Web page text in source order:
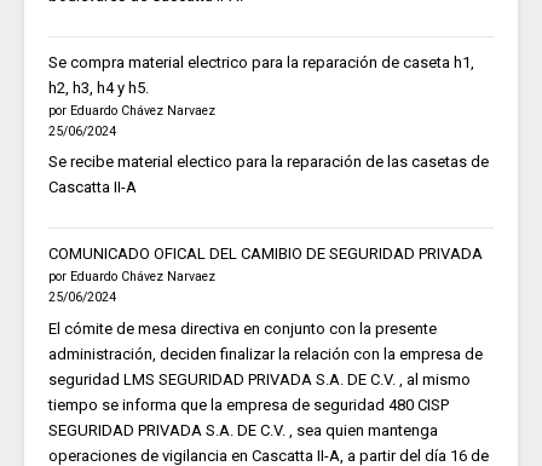
Se compra material electrico para la reparación de caseta h1,
h2, h3, h4 y h5.
por Eduardo Chávez Narvaez
25/06/2024
Se recibe material electico para la reparación de las casetas de
Cascatta II-A
COMUNICADO OFICAL DEL CAMIBIO DE SEGURIDAD PRIVADA
por Eduardo Chávez Narvaez
25/06/2024
El cómite de mesa directiva en conjunto con la presente
administración, deciden finalizar la relación con la empresa de
seguridad LMS SEGURIDAD PRIVADA S.A. DE C.V. , al mismo
tiempo se informa que la empresa de seguridad 480 CISP
SEGURIDAD PRIVADA S.A. DE C.V. , sea quien mantenga
operaciones de vigilancia en Cascatta II-A, a partir del día 16 de